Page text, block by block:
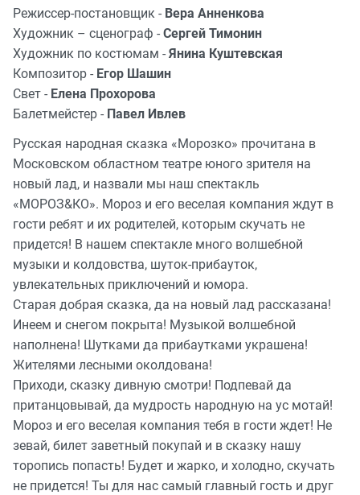
Режиссер-постановщик - Вера Анненкова
Художник – сценограф - Сергей Тимонин
Художник по костюмам - Янина Куштевская
Композитор - Егор Шашин
Свет - Елена Прохорова
Балетмейстер - Павел Ивлев
Русская народная сказка «Морозко» прочитана в
Московском областном театре юного зрителя на
новый лад, и назвали мы наш спектакль
«МОРОЗ&КО». Мороз и его веселая компания ждут в
гости ребят и их родителей, которым скучать не
придется! В нашем спектакле много волшебной
музыки и колдовства, шуток-прибауток,
увлекательных приключений и юмора.
Старая добрая сказка, да на новый лад рассказана!
Инеем и снегом покрыта! Музыкой волшебной
наполнена! Шутками да прибаутками украшена!
Жителями лесными околдована!
Приходи, сказку дивную смотри! Подпевай да
пританцовывай, да мудрость народную на ус мотай!
Мороз и его веселая компания тебя в гости ждет! Не
зевай, билет заветный покупай и в сказку нашу
торопись попасть! Будет и жарко, и холодно, скучать
не придется! Ты для нас самый главный гость и друг